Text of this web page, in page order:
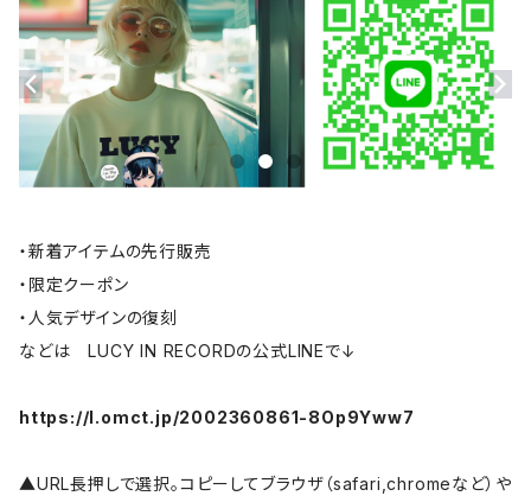
・新着アイテムの先行販売
・限定クーポン
・人気デザインの復刻
などは LUCY IN RECORDの公式LINEで↓
https://l.omct.jp/2002360861-8Op9Yww7
▲URL長押しで選択。コピーしてブラウザ（safari,chromeなど）や